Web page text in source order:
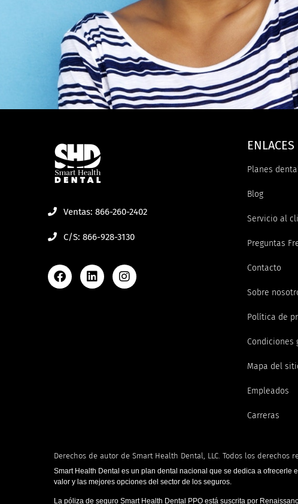
Ventas: 866-260-2402
C/S: 866-928-3130
Planes
Blog
Servicio al
Preguntas
Contacto
Sobre
Política de
Condiciones
Mapa del
Empleados
Carreras
Derechos de autor de Smart Health Dental, LLC. Todos los derechos
Smart Health Dental es un plan dental nacional que se dedica a
valor y las mejores opciones del sector de los seguros.
La póliza de seguro Smart Health Dental PPO está suscrita por